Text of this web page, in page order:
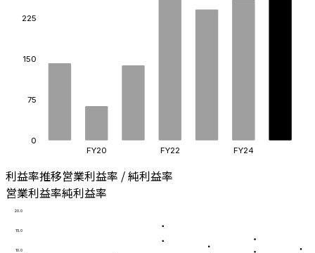
0
75
150
225
FY20 FY22 FY24
利益率推移営業利益率 / 純利益率
営業利益率純利益率
10.0
15.0
20.0